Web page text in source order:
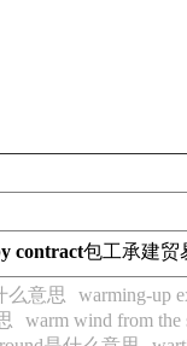
contract包工承建贸
么意思 warming-up
warm wind from